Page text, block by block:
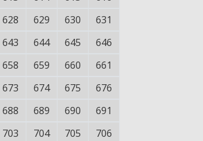
628 629 630
631
643 644 645
646
658 659 660
661
673 674 675
676
688 689 690
691
703 704 705
706